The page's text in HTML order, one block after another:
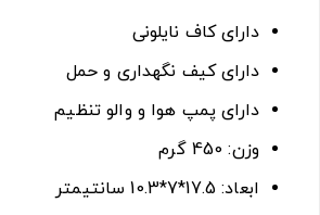
دارای کاف نایلونی
دارای کیف نگهداری و حمل
دارای پمپ هوا و والو تنظیم
وزن: 450 گرم
ابعاد: 17.5*7*10.3 سانتیمتر